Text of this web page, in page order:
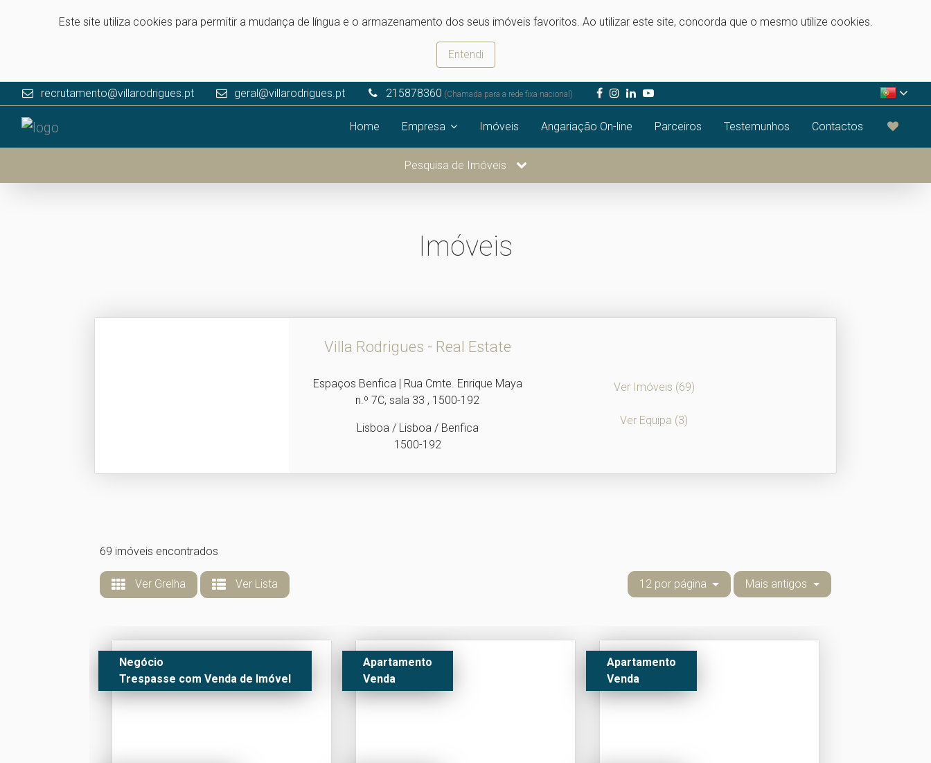
Este site utiliza cookies para permitir a mudança de língua e o armazenamento dos seus imóveis favoritos. Ao utilizar este site, concorda que o mesmo utilize cookies.
Entendi
recrutamento@villarodrigues.pt geral@villarodrigues.pt 215878360 (Chamada para a rede fixa nacional)
Home Empresa Imóveis Angariação On-line Parceiros Testemunhos Contactos
Pesquisa de Imóveis
Imóveis
Villa Rodrigues - Real Estate
Espaços Benfica | Rua Cmte. Enrique Maya
n.º 7C, sala 33 , 1500-192
Lisboa / Lisboa / Benfica
1500-192
Ver Imóveis (69)
Ver Equipa (3)
69 imóveis encontrados
Ver Grelha Ver Lista 12 por página Mais antigos
Negócio
Trespasse com Venda de Imóvel
Apartamento
Venda
Apartamento
Venda